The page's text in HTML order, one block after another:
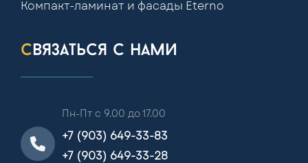
Компакт-ламинат и фасады Eterno
связаться с нами
Пн-Пт с 9.00 до 17.00
+7 (903) 649-33-83
+7 (903) 649-33-28